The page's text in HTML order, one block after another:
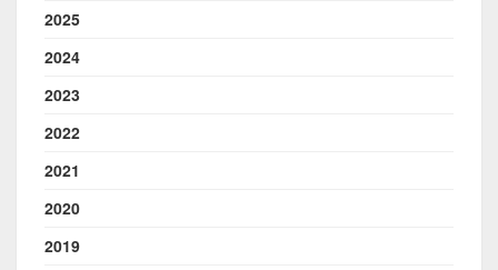
2025
2024
2023
2022
2021
2020
2019